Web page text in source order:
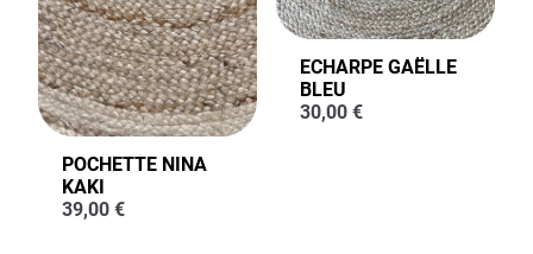
POCHETTE NINA
KAKI
39,00 €
ECHARPE GAËLLE
BLEU
30,00 €